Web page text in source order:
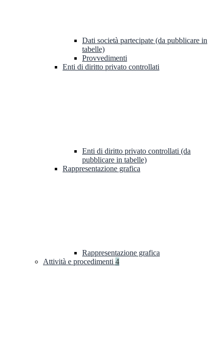
Dati società partecipate (da pubblicare in
tabelle)
Provvedimenti
Enti di diritto privato controllati
Enti di diritto privato controllati (da
pubblicare in tabelle)
Rappresentazione grafica
Rappresentazione grafica
Attività e procedimenti 4